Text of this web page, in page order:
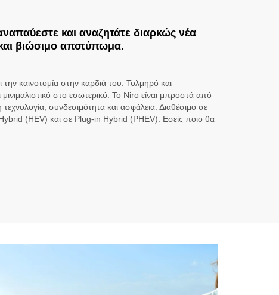
και αναζητάτε διαρκώς νέα
βιώσιμο αποτύπωμα.
την καινοτομία στην καρδιά του. Τολμηρό και
στο εσωτερικό. To Niro είναι μπροστά από
συνδεσιμότητα και ασφάλεια. Διαθέσιμο σε
(HEV) και σε Plug-in Hybrid (PHEV). Εσείς ποιο θα